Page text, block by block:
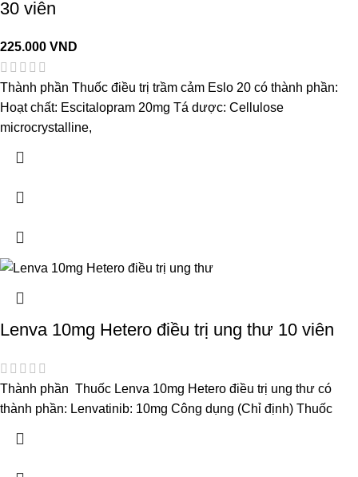
30 viên
225.000VND
Thành phần Thuốc điều trị trầm cảm Eslo 20 có thành phần:
Hoạt chất: Escitalopram 20mg Tá dược: Cellulose
microcrystalline,
Lenva 10mg Hetero điều trị ung thư 10 viên
Thành phần Thuốc Lenva 10mg Hetero điều trị ung thư có
thành phần: Lenvatinib: 10mg Công dụng (Chỉ định) Thuốc